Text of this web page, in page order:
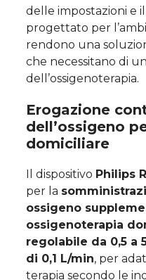
delle impostazioni e
progettato per
rendono una
che necessitano di
dell’ossigenoterapia.
Erogazione
dell’ossigeno
domiciliare
Il dispositivo Philips
per la
ossigeno
ossigenoterapia
regolabile da 0,5 a
di 0,1 L/min, per
terapia secondo le